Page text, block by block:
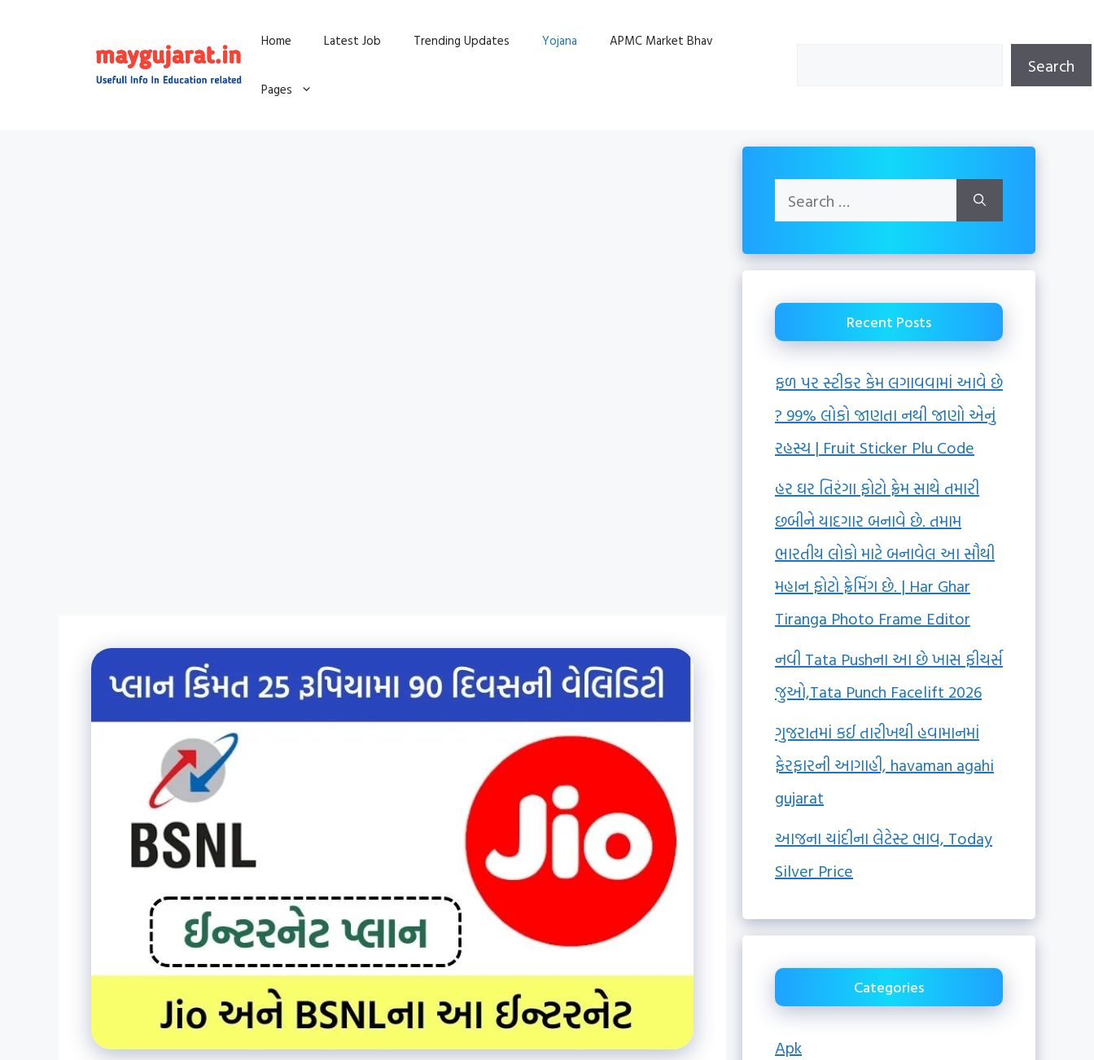
Home Latest Job Trending Updates Yojana APMC Market Bhav
Pages
Search
Search
for:
Recent Posts
ફળ પર સ્ટીકર કેમ લગાવવામાં આવે છે
? 99% લોકો જાણતા નથી જાણો એનું
રહસ્ય | Fruit Sticker Plu Code
હર ઘર તિરંગા ફોટો ફ્રેમ સાથે તમારી
છબીને યાદગાર બનાવે છે. તમામ
ભારતીય લોકો માટે બનાવેલ આ સૌથી
મહાન ફોટો ફ્રેમિંગ છે. | Har Ghar
Tiranga Photo Frame Editor
નવી Tata Pushના આ છે ખાસ ફીચર્સ
જુઓ,Tata Punch Facelift 2026
ગુજરાતમાં કઈ તારીખથી હવામાનમાં
ફેરફારની આગાહી, havaman agahi
gujarat
આજના ચાંદીના લેટેસ્ટ ભાવ, Today
Silver Price
Categories
Apk